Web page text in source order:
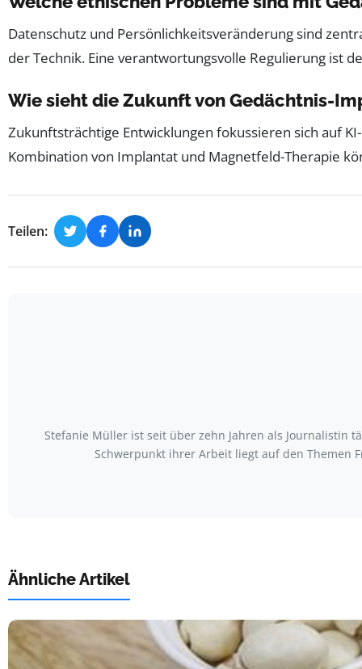
Datenschutz und Persönlichkeitsveränderung sind
der Technik. Eine verantwortungsvolle Regulierung ist
Wie sieht die Zukunft von Gedächtnis-
Zukunftsträchtige Entwicklungen fokussieren sich auf
Kombination von Implantat und Magnetfeld-Therapie
Teilen:
Stefanie Müller ist seit über zehn Jahren als Journalistin
Schwerpunkt ihrer Arbeit liegt auf den Themen
Ähnliche Artikel